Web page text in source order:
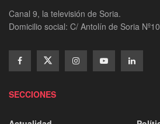
Canal 9, la televisión de Soria.
Domicilio social: C/ Antolín de Soria
SECCIONES